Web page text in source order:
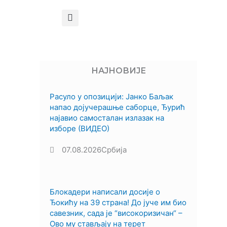
НАЈНОВИЈЕ
Расуло у опозицији: Јанко Баљак
напао дојучерашње саборце, Ђурић
најавио самосталан излазак на
изборе (ВИДЕО)
07.08.2026Србија
Блокадери написали досије о
Ђокићу на 39 страна! До јуче им био
савезник, сада је “високоризичан“ –
Ово му стављају на терет